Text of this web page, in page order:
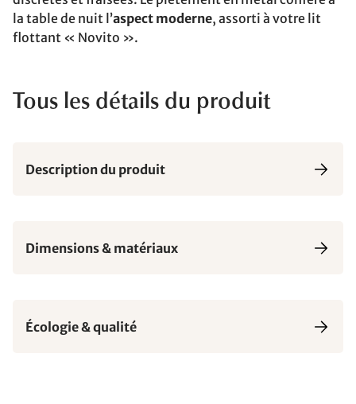
la table de nuit l’aspect moderne, assorti à votre lit
flottant « Novito ».
Tous les détails du produit
Description du produit
Dimensions & matériaux
Écologie & qualité